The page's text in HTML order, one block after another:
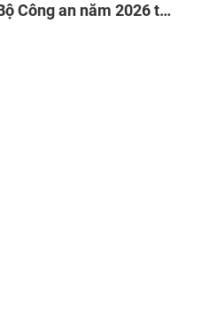
Công an năm 2026 tại